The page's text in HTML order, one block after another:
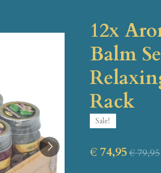
12x
Balm
Rack
Sale!
€ 74,95€ 79,95